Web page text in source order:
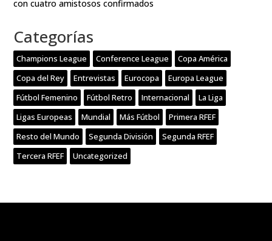
con cuatro amistosos confirmados
Categorías
Champions League Conference League
Copa América
Copa del Rey
Entrevistas Eurocopa
Europa League
Fútbol Femenino
Fútbol Retro Internacional
La Liga
Ligas Europeas
Mundial Más Fútbol
Primera RFEF
Resto del Mundo
Segunda División
Segunda RFEF
Tercera RFEF
Uncategorized